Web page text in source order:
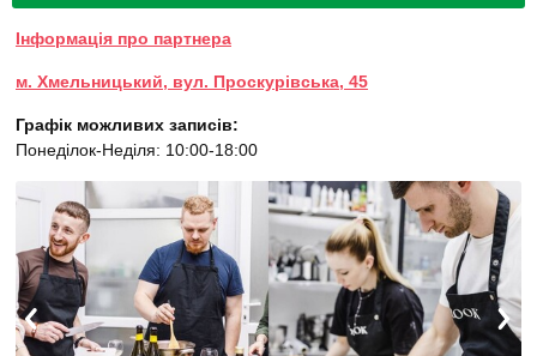
Інформація про партнера
м. Хмельницький, вул. Проскурівська, 45
Графік можливих записів:
Понеділок-Неділя: 10:00-18:00